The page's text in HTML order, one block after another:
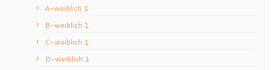
A-weiblich 1
B-weiblich 1
C-weiblich 1
D-weiblich 1